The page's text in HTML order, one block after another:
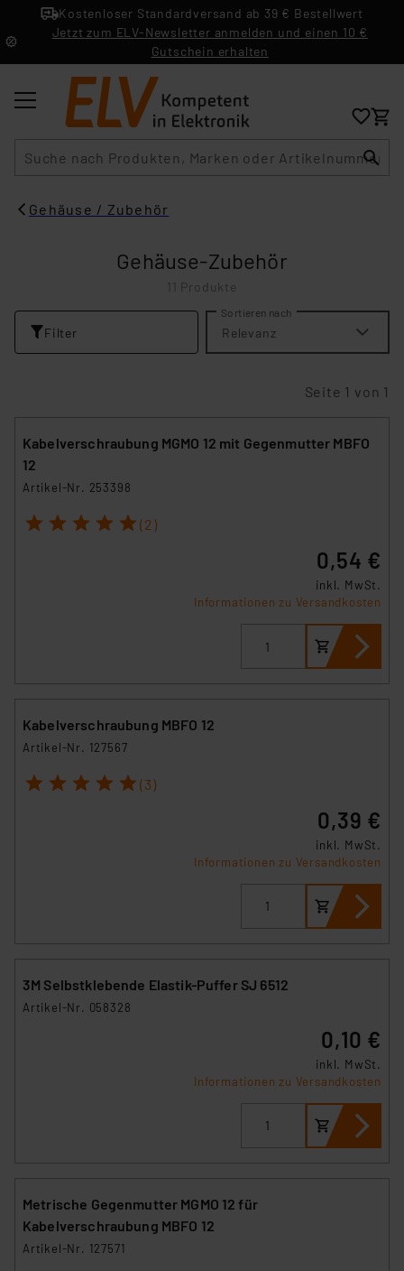
Kostenloser Standardversand ab 39 € Bestellwert
Jetzt zum ELV-Newsletter anmelden und einen 10 €
Gutschein erhalten
Gehäuse / Zubehör
Gehäuse-Zubehör
11 Produkte
Filter
Sortieren nach
Relevanz
Seite 1 von 1
Kabelverschraubung MGMO 12 mit Gegenmutter MBFO
12
Artikel-Nr. 253398
1 2 3 4 5 (2)
0,54 €
inkl. MwSt.
Informationen zu Versandkosten
Kabelverschraubung MBFO 12
Artikel-Nr. 127567
1 2 3 4 5 (3)
0,39 €
inkl. MwSt.
Informationen zu Versandkosten
3M Selbstklebende Elastik-Puffer SJ 6512
Artikel-Nr. 058328
0,10 €
inkl. MwSt.
Informationen zu Versandkosten
Metrische Gegenmutter MGMO 12 für
Kabelverschraubung MBFO 12
Artikel-Nr. 127571